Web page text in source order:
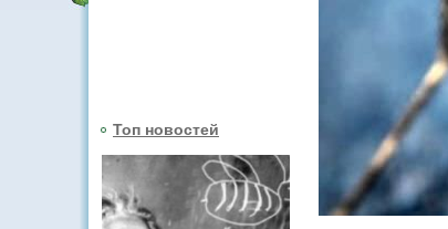
Топ новостей